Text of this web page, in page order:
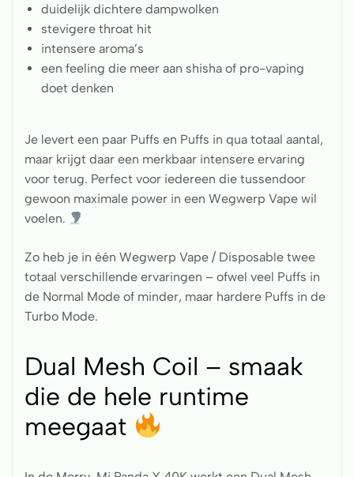
duidelijk dichtere dampwolken
stevigere throat hit
intensere aroma’s
een feeling die meer aan shisha of pro-vaping
doet denken
Je levert een paar Puffs en Puffs in qua totaal aantal,
maar krijgt daar een merkbaar intensere ervaring
voor terug. Perfect voor iedereen die tussendoor
gewoon maximale power in een Wegwerp Vape wil
voelen.
Zo heb je in één Wegwerp Vape / Disposable twee
totaal verschillende ervaringen – ofwel veel Puffs in
de Normal Mode of minder, maar hardere Puffs in de
Turbo Mode.
Dual Mesh Coil – smaak
die de hele runtime
meegaat